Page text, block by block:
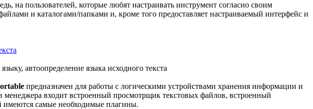
на пользователей, которые любят настраивать инструмент согласно своим
и каталогами/папками и, кроме того предоставляет настраиваемый интерфейс и
предназначен для работы с логическими устройствами хранения информации и
менеджера входит встроенный просмотрщик текстовых файлов, встроенный
имеются самые необходимые плагины.